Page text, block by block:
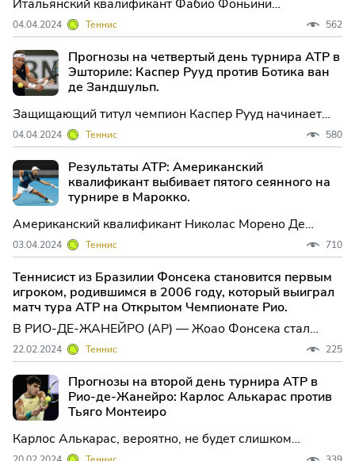
Итальянский квалификант Фабио Фоньини
восстановился после сложного второго сета и поразил
посеянного под номером один серба Ласло Джере со
счётом 7-6 (1), 2-6, 6-4 во втором раунде турнира
Grand Prix Hassan II в Марракеше, Марокко.
04.04.2024 Теннис 562
Прогнозы на четвертый день турнира ATP в
Эшториле: Каспер Рууд против Ботика ван
де Зандшульп.
Защищающий титул чемпион Каспер Рууд начинает
свою кампанию на открытом чемпионате ATP Эшторил
2024 года против Ботика ван де Зандшульпа.
04.04.2024 Теннис 580
Результаты ATP: Американский
квалификант выбивает пятого сеянного на
турнире в Марокко.
Американский квалификант Николас Морено Де
Альборан одолел аргентинца, посеянного под пятой
цифрой, Факундо Диаса Акосту со счётом 6-4, 3-6, 6-
3 в первом раунде турнира Grand Prix Hassan II во
вторник в Марракеше, Марокко.
03.04.2024 Теннис 710
Теннисист из Бразилии Фонсека становится первым
игроком, родившимся в 2006 году, который выиграл
матч тура ATP на Открытом Чемпионате Рио.
В РИО-ДЕ-ЖАНЕЙРО (AP) — Жоао Фонсека стал
первым игроком, родившимся в 2006 году, который
одержал победу на уровне тура ATP, когда 17-летний
бразилец обыграл седьмого сеянного Артура Филса
со счётом 6-0, 6-4 на турнире Rio Open в среду.
22.02.2024 Теннис 225
Прогнозы на второй день турнира ATP в
Рио-де-Жанейро: Карлос Алькарас против
Тьяго Монтеиро
Карлос Алькарас, вероятно, не будет слишком
доволен своим выступлением в Буэнос-Айресе,